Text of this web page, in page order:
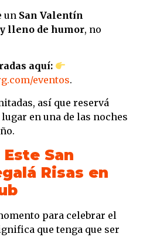
un San Valentín
lleno de humor, no
aquí:
eventos.
así que reservá
en una de las noches
San
Risas en
para celebrar el
que tenga que ser